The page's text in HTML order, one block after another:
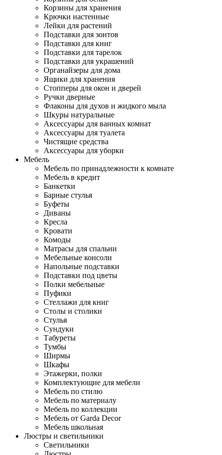
Корзины для хранения
Крючки настенные
Лейки для растений
Подставки для зонтов
Подставки для книг
Подставки для тарелок
Подставки для украшений
Органайзеры для дома
Ящики для хранения
Стопперы для окон и дверей
Ручки дверные
Флаконы для духов и жидкого мыла
Шкуры натуральные
Аксессуары для ванных комнат
Аксессуары для туалета
Чистящие средства
Аксессуары для уборки
Мебель
Мебель по принадлежности к комнате
Мебель в кредит
Банкетки
Барные стулья
Буфеты
Диваны
Кресла
Кровати
Комоды
Матрасы для спальни
Мебельные консоли
Напольные подставки
Подставки под цветы
Полки мебельные
Пуфики
Стеллажи для книг
Столы и столики
Стулья
Сундуки
Табуреты
Тумбы
Ширмы
Шкафы
Этажерки, полки
Комплектующие для мебели
Мебель по стилю
Мебель по материалу
Мебель по коллекции
Мебель от Garda Decor
Мебель школьная
Люстры и светильники
Светильники